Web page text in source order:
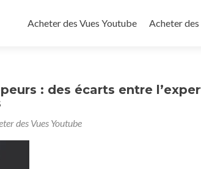
Acheter des Vues Youtube
Acheter
: des écarts entre
des Vues Youtube